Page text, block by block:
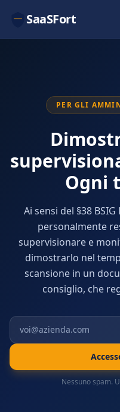
SaaSFort
PER GLI
Ogni
Ai sensi del §38
personalmente
supervisionare e
dimostrarlo nel
scansione in un
consiglio, che
Nessuno spam.